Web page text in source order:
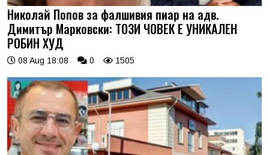
Николай Попов за фалшивия пиар на адв.
Димитър Марковски: ТОЗИ ЧОВЕК Е УНИКАЛЕН
РОБИН ХУД
08 Aug 18:08 0 1505